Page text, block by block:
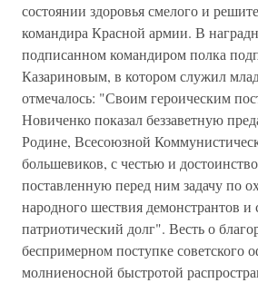
состоянии здоровья смелого и
командира Красной армии. В
подписанном командиром полка
Казариновым, в котором служил
отмечалось: "Своим героическим
Новиченко показал беззаветную
Родине, Всесоюзной
большевиков, с честью и
поставленную перед ним задачу по
народного шествия демонстрантов и
патриотический долг". Весть о
беспримерном поступке советского
молниеносной быстротой